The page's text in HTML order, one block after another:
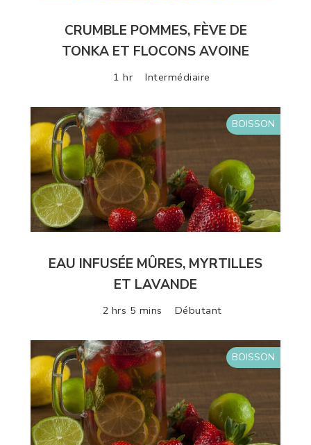
CRUMBLE POMMES, FÈVE DE
TONKA ET FLOCONS AVOINE
1 hr Intermédiaire
BOISSON
EAU INFUSÉE MÛRES, MYRTILLES
ET LAVANDE
2 hrs 5 mins Débutant
BOISSON